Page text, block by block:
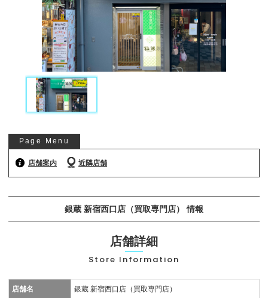
お役立ち情報
お問い合わせ
0120-954-800
メール査定はこちらから
Page Menu
店舗案内 近隣店舗
銀蔵 新宿西口店（買取専門店） 情報
店舗詳細
Store Information
店舗名 銀蔵 新宿西口店（買取専門店）